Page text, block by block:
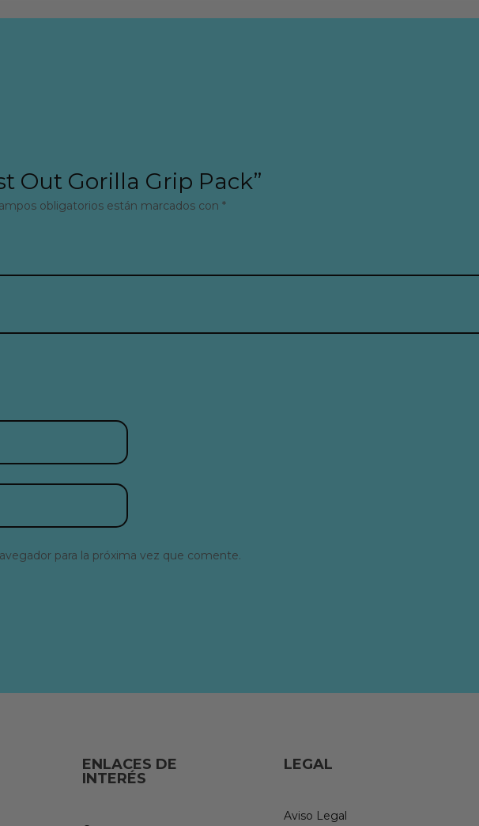
Out Gorilla Grip Pack”
obligatorios están marcados con*
para la próxima vez que comente.
ENLACES DE
INTERÉS
LEGAL
Aviso Legal